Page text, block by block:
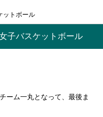
トボール
バスケットボール
ーム一丸となって、最後ま